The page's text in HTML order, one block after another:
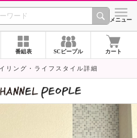
CHANNEL シメニュー
番組表 SCピープル カート
リング・ライフスタイル詳細